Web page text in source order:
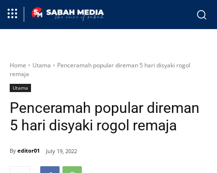
Home Utama
Penceramah popular direman 5 hari disyaki rogol
remaja
Utama
Penceramah popular direman
5 hari disyaki rogol remaja
By editor01 July 19, 2022